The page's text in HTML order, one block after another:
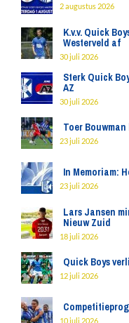
2 augustus 2026
K.v.v. Quick
Westerveld af
30 juli 2026
Sterk Quick
AZ
30 juli 2026
Toer
23 juli 2026
In Memoriam:
23 juli 2026
Lars Jansen
Nieuw Zuid
18 juli 2026
Quick Boys
12 juli 2026
10 juli 2026